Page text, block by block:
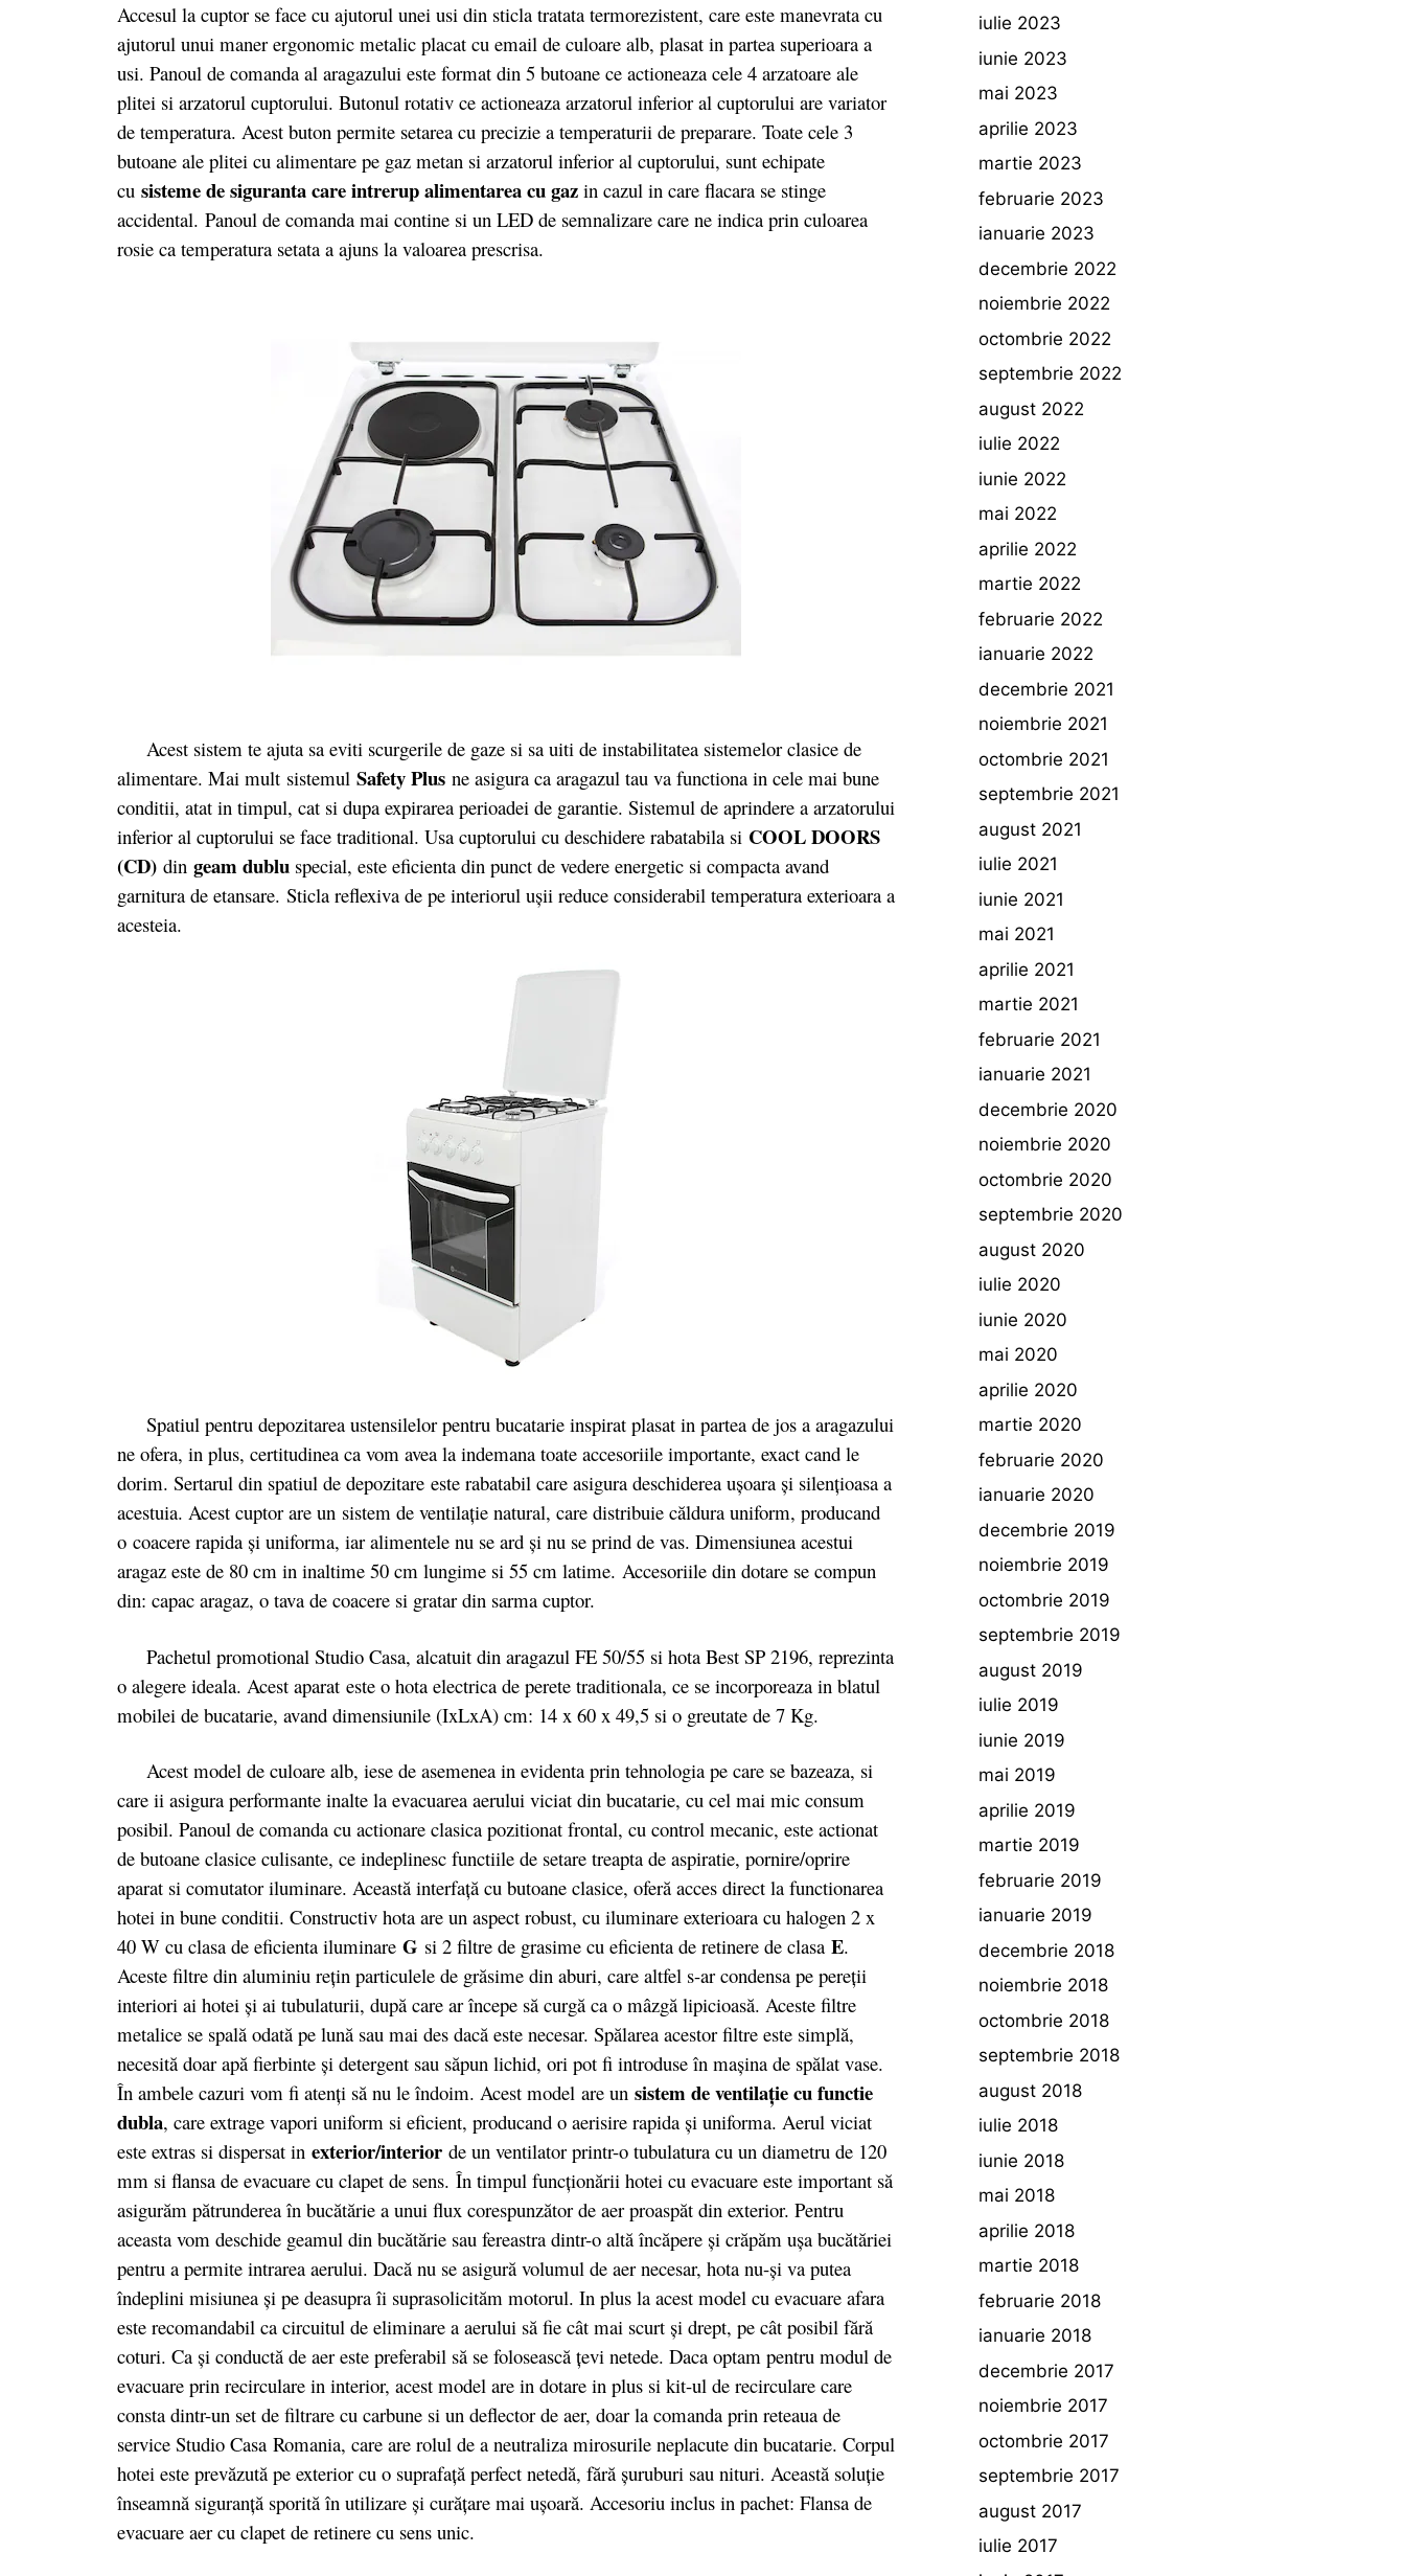
Accesul la cuptor se face cu ajutorul unei usi din sticla tratata termorezistent, care este manevrata cu
ajutorul unui maner ergonomic metalic placat cu email de culoare alb, plasat in partea superioara a
usi. Panoul de comanda al aragazului este format din 5 butoane ce actioneaza cele 4 arzatoare ale
plitei si arzatorul cuptorului. Butonul rotativ ce actioneaza arzatorul inferior al cuptorului are variator
de temperatura. Acest buton permite setarea cu precizie a temperaturii de preparare. Toate cele 3
butoane ale plitei cu alimentare pe gaz metan si arzatorul inferior al cuptorului, sunt echipate
cu sisteme de siguranta care intrerup alimentarea cu gaz in cazul in care flacara se stinge
accidental. Panoul de comanda mai contine si un LED de semnalizare care ne indica prin culoarea
rosie ca temperatura setata a ajuns la valoarea prescrisa.
Acest sistem te ajuta sa eviti scurgerile de gaze si sa uiti de instabilitatea sistemelor clasice de
alimentare. Mai mult sistemul Safety Plus ne asigura ca aragazul tau va functiona in cele mai bune
conditii, atat in timpul, cat si dupa expirarea perioadei de garantie. Sistemul de aprindere a arzatorului
inferior al cuptorului se face traditional. Usa cuptorului cu deschidere rabatabila si COOL DOORS
(CD) din geam dublu special, este eficienta din punct de vedere energetic si compacta avand
garnitura de etansare. Sticla reflexiva de pe interiorul uşii reduce considerabil temperatura exterioara a
acesteia.
Spatiul pentru depozitarea ustensilelor pentru bucatarie inspirat plasat in partea de jos a aragazului
ne ofera, in plus, certitudinea ca vom avea la indemana toate accesoriile importante, exact cand le
dorim. Sertarul din spatiul de depozitare este rabatabil care asigura deschiderea uşoara şi silenţioasa a
acestuia. Acest cuptor are un sistem de ventilaţie natural, care distribuie căldura uniform, producand
o coacere rapida şi uniforma, iar alimentele nu se ard şi nu se prind de vas. Dimensiunea acestui
aragaz este de 80 cm in inaltime 50 cm lungime si 55 cm latime. Accesoriile din dotare se compun
din: capac aragaz, o tava de coacere si gratar din sarma cuptor.
Pachetul promotional Studio Casa, alcatuit din aragazul FE 50/55 si hota Best SP 2196, reprezinta
o alegere ideala. Acest aparat este o hota electrica de perete traditionala, ce se incorporeaza in blatul
mobilei de bucatarie, avand dimensiunile (IxLxA) cm: 14 x 60 x 49,5 si o greutate de 7 Kg.
Acest model de culoare alb, iese de asemenea in evidenta prin tehnologia pe care se bazeaza, si
care ii asigura performante inalte la evacuarea aerului viciat din bucatarie, cu cel mai mic consum
posibil. Panoul de comanda cu actionare clasica pozitionat frontal, cu control mecanic, este actionat
de butoane clasice culisante, ce indeplinesc functiile de setare treapta de aspiratie, pornire/oprire
aparat si comutator iluminare. Această interfaţă cu butoane clasice, oferă acces direct la functionarea
hotei in bune conditii. Constructiv hota are un aspect robust, cu iluminare exterioara cu halogen 2 x
40 W cu clasa de eficienta iluminare G si 2 filtre de grasime cu eficienta de retinere de clasa E.
Aceste filtre din aluminiu reţin particulele de grăsime din aburi, care altfel s-ar condensa pe pereţii
interiori ai hotei şi ai tubulaturii, după care ar începe să curgă ca o mâzgă lipicioasă. Aceste filtre
metalice se spală odată pe lună sau mai des dacă este necesar. Spălarea acestor filtre este simplă,
necesită doar apă fierbinte şi detergent sau săpun lichid, ori pot fi introduse în maşina de spălat vase.
În ambele cazuri vom fi atenţi să nu le îndoim. Acest model are un sistem de ventilaţie cu functie
dubla, care extrage vapori uniform si eficient, producand o aerisire rapida şi uniforma. Aerul viciat
este extras si dispersat in exterior/interior de un ventilator printr-o tubulatura cu un diametru de 120
mm si flansa de evacuare cu clapet de sens. În timpul funcţionării hotei cu evacuare este important să
asigurăm pătrunderea în bucătărie a unui flux corespunzător de aer proaspăt din exterior. Pentru
aceasta vom deschide geamul din bucătărie sau fereastra dintr-o altă încăpere şi crăpăm uşa bucătăriei
pentru a permite intrarea aerului. Dacă nu se asigură volumul de aer necesar, hota nu-şi va putea
îndeplini misiunea şi pe deasupra îi suprasolicităm motorul. In plus la acest model cu evacuare afara
este recomandabil ca circuitul de eliminare a aerului să fie cât mai scurt şi drept, pe cât posibil fără
coturi. Ca şi conductă de aer este preferabil să se folosească ţevi netede. Daca optam pentru modul de
evacuare prin recirculare in interior, acest model are in dotare in plus si kit-ul de recirculare care
consta dintr-un set de filtrare cu carbune si un deflector de aer, doar la comanda prin reteaua de
service Studio Casa Romania, care are rolul de a neutraliza mirosurile neplacute din bucatarie. Corpul
hotei este prevăzută pe exterior cu o suprafaţă perfect netedă, fără şuruburi sau nituri. Această soluţie
înseamnă siguranţă sporită în utilizare şi curăţare mai uşoară. Accesoriu inclus in pachet: Flansa de
evacuare aer cu clapet de retinere cu sens unic.
iulie 2023
iunie 2023
mai 2023
aprilie 2023
martie 2023
februarie 2023
ianuarie 2023
decembrie 2022
noiembrie 2022
octombrie 2022
septembrie 2022
august 2022
iulie 2022
iunie 2022
mai 2022
aprilie 2022
martie 2022
februarie 2022
ianuarie 2022
decembrie 2021
noiembrie 2021
octombrie 2021
septembrie 2021
august 2021
iulie 2021
iunie 2021
mai 2021
aprilie 2021
martie 2021
februarie 2021
ianuarie 2021
decembrie 2020
noiembrie 2020
octombrie 2020
septembrie 2020
august 2020
iulie 2020
iunie 2020
mai 2020
aprilie 2020
martie 2020
februarie 2020
ianuarie 2020
decembrie 2019
noiembrie 2019
octombrie 2019
septembrie 2019
august 2019
iulie 2019
iunie 2019
mai 2019
aprilie 2019
martie 2019
februarie 2019
ianuarie 2019
decembrie 2018
noiembrie 2018
octombrie 2018
septembrie 2018
august 2018
iulie 2018
iunie 2018
mai 2018
aprilie 2018
martie 2018
februarie 2018
ianuarie 2018
decembrie 2017
noiembrie 2017
octombrie 2017
septembrie 2017
august 2017
iulie 2017